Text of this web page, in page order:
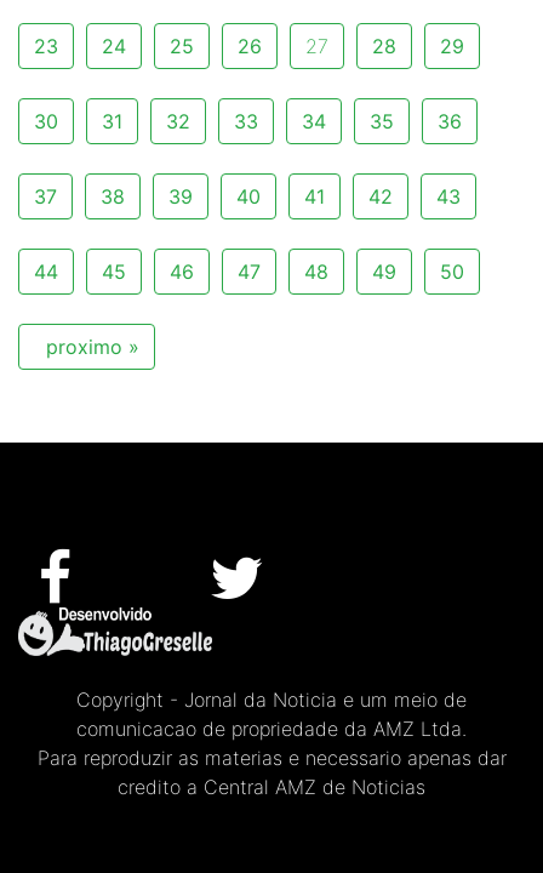
23 24 25 26 27 28 29
30 31 32 33 34 35 36
37 38 39 40 41 42 43
44 45 46 47 48 49 50
proximo »
Copyright - Jornal da Noticia e um meio de
comunicacao de propriedade da AMZ Ltda.
Para reproduzir as materias e necessario apenas dar
credito a Central AMZ de Noticias